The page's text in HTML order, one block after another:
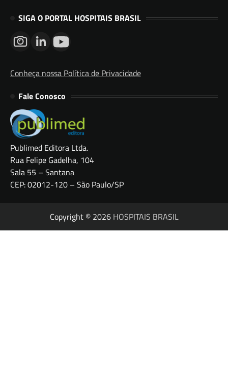
SIGA O PORTAL HOSPITAIS BRASIL
Conheça nossa Política de Privacidade
Fale Conosco
Publimed Editora Ltda.
Rua Felipe Gadelha, 104
Sala 55 – Santana
CEP: 02012-120 – São Paulo/SP
Copyright © 2026 HOSPITAIS BRASIL